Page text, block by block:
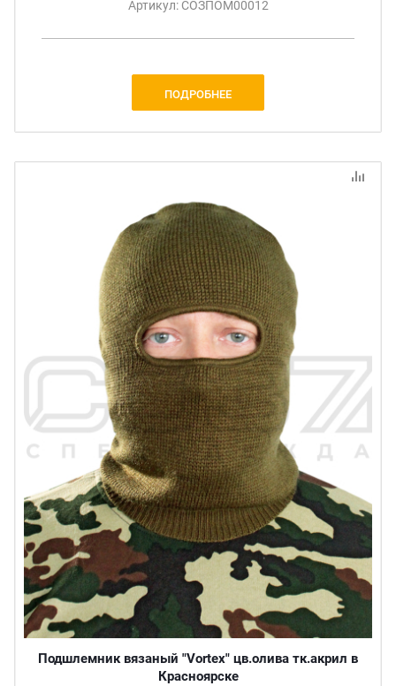
Артикул: СОЗПОМ00012
ПОДРОБНЕЕ
Подшлемник вязаный "Vortex" цв.олива тк.акрил в
Красноярске